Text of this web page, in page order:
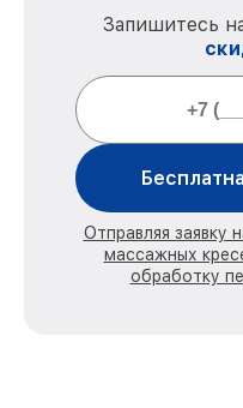
Запишитесь
Отправляя заявку
массажных
обработку